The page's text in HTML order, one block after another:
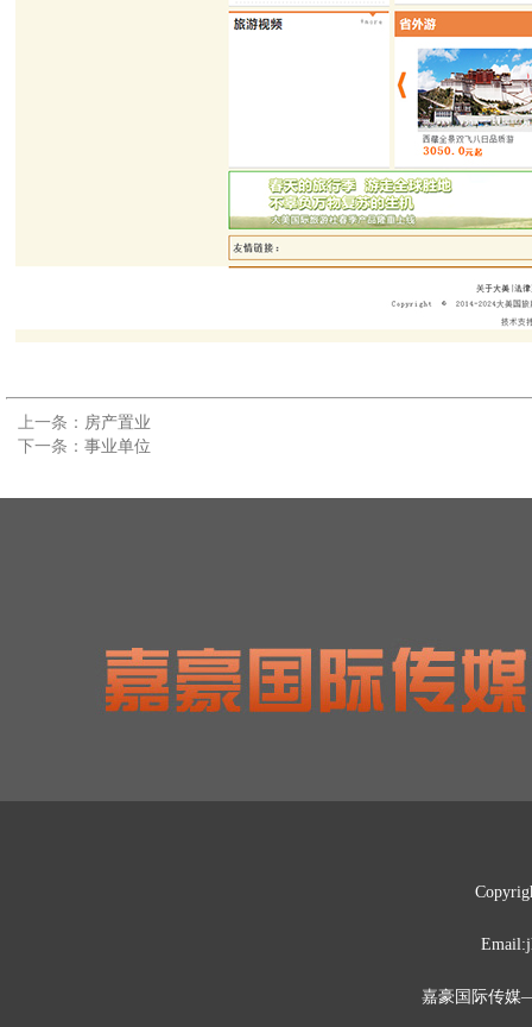
上一条： 房产置业
下一条： 事业单位
嘉豪国际传媒